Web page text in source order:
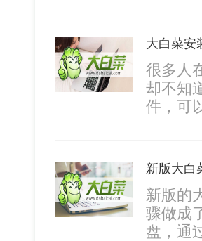
大白菜安
很多人
却不知
件，可
新版的
骤做成
盘，通